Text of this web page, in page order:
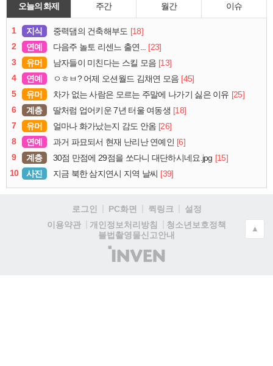
오늘의 화제 주간 월간 이슈
1 지식 중력댐의 건축해부도 [18]
2
연예 다음주 놀토 리센느 출연... [23]
3
유머 남자들이 미친다는 스킬 모음 [13]
4
연예 ㅇㅎㅂ? 어제 오션월드 김채연 모음 [45]
5
유머 차가 없는 사람은 모르는 주말에 나가기 싫은 이유 [25]
6
계층 딸처럼 업어키운 7년 터울 여동생 [18]
7
유머 얼마나 화가났는지 감도 안옴 [26]
8
연예 과거 파묘되서 현재 난리난 연예인 [6]
9
계층 30점 만점에 29점을 쏘다니 대단하시네요.jpg [15]
10
사진 지금 북한 삼지연시 지역 날씨 [39]
로그인 PC화면 퀵링크
설정
이용약관
개인정보처리방침
청소년보호정책
불법촬영물신고안내
(주)
인
▲